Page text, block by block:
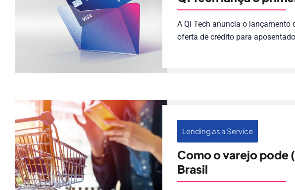
A QI Tech anuncia o
oferta de crédito para
Lending as a Service
Como o varejo pode
Brasil